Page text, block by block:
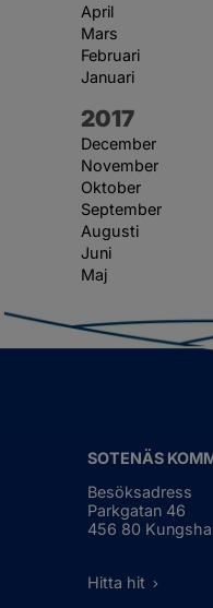
April
Mars
Februari
Januari
År:
2017
December
November
Oktober
September
Augusti
Juni
Maj
SOTENÄS
Besöksadress
Parkgatan 46
456 80
Hitta hit